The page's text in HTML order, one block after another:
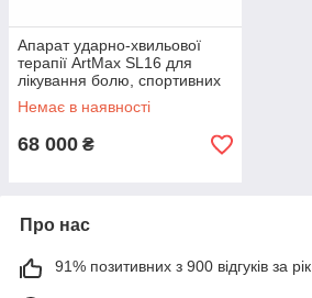
Апарат ударно-хвильової
терапії ArtMax SL16 для
лікування болю, спортивних
травм та еректильної
дисфункції
Немає в наявності
68 000 ₴
Про нас
91% позитивних з 900 відгуків за рік